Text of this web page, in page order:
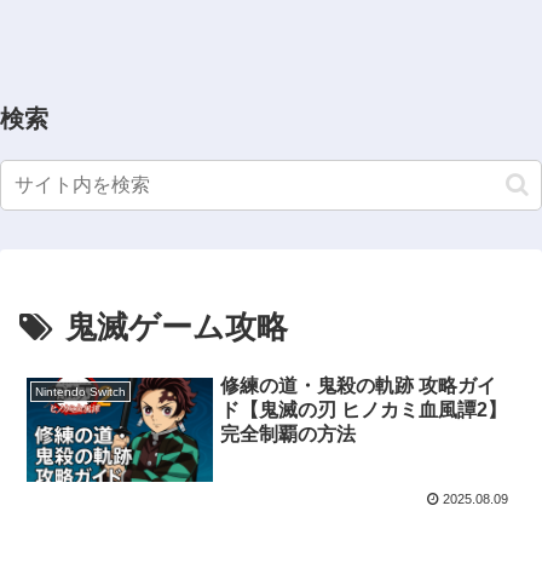
検索
鬼滅ゲーム攻略
Nintendo Switch
修練の道・鬼殺の軌跡 攻略ガイ
ド【鬼滅の刃 ヒノカミ血風譚2】
完全制覇の方法
2025.08.09